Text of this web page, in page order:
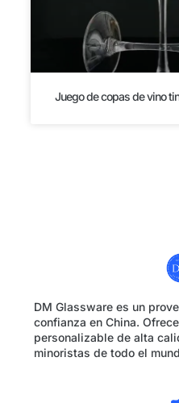
Juego de copas de vino
DM Glassware es un
confianza en China.
personalizable de alta
minoristas de todo el